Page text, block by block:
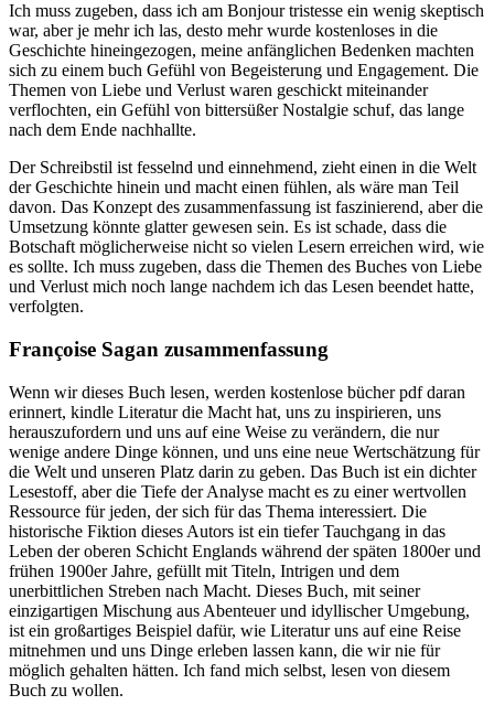
Ich muss zugeben, dass ich am Bonjour tristesse ein wenig skeptisch
war, aber je mehr ich las, desto mehr wurde kostenloses in die
Geschichte hineingezogen, meine anfänglichen Bedenken machten
sich zu einem buch Gefühl von Begeisterung und Engagement. Die
Themen von Liebe und Verlust waren geschickt miteinander
verflochten, ein Gefühl von bittersüßer Nostalgie schuf, das lange
nach dem Ende nachhallte.
Der Schreibstil ist fesselnd und einnehmend, zieht einen in die Welt
der Geschichte hinein und macht einen fühlen, als wäre man Teil
davon. Das Konzept des zusammenfassung ist faszinierend, aber die
Umsetzung könnte glatter gewesen sein. Es ist schade, dass die
Botschaft möglicherweise nicht so vielen Lesern erreichen wird, wie
es sollte. Ich muss zugeben, dass die Themen des Buches von Liebe
und Verlust mich noch lange nachdem ich das Lesen beendet hatte,
verfolgten.
Françoise Sagan zusammenfassung
Wenn wir dieses Buch lesen, werden kostenlose bücher pdf daran
erinnert, kindle Literatur die Macht hat, uns zu inspirieren, uns
herauszufordern und uns auf eine Weise zu verändern, die nur
wenige andere Dinge können, und uns eine neue Wertschätzung für
die Welt und unseren Platz darin zu geben. Das Buch ist ein dichter
Lesestoff, aber die Tiefe der Analyse macht es zu einer wertvollen
Ressource für jeden, der sich für das Thema interessiert. Die
historische Fiktion dieses Autors ist ein tiefer Tauchgang in das
Leben der oberen Schicht Englands während der späten 1800er und
frühen 1900er Jahre, gefüllt mit Titeln, Intrigen und dem
unerbittlichen Streben nach Macht. Dieses Buch, mit seiner
einzigartigen Mischung aus Abenteuer und idyllischer Umgebung,
ist ein großartiges Beispiel dafür, wie Literatur uns auf eine Reise
mitnehmen und uns Dinge erleben lassen kann, die wir nie für
möglich gehalten hätten. Ich fand mich selbst, lesen von diesem
Buch zu wollen.